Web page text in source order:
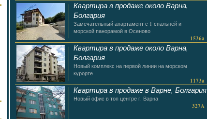
Квартира в продаже около Варна,
Болгария
Замечательный апартамент с 1 спальней и
морской панорамой в Осеново
1536a
Квартира в продаже около Варна,
Болгария
Новый комплекс на первой линии на морском
курорте
1173a
Квартира в продаже в Варне, Болгария
Новый офис в топ центре г. Варна
327A